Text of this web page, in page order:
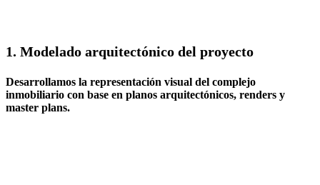
1. Modelado arquitectónico del proyecto
Desarrollamos la representación visual del complejo
inmobiliario con base en planos arquitectónicos, renders y
master plans.